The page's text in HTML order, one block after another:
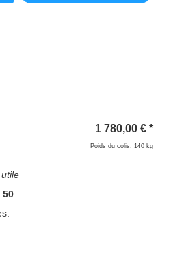
50
1 780,00 € *
Poids du colis: 140 kg